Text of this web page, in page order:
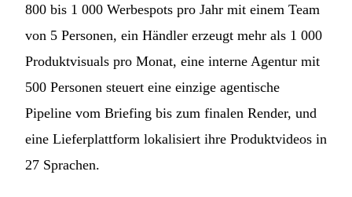
800 bis 1 000 Werbespots pro Jahr mit einem Team
von 5 Personen, ein Händler erzeugt mehr als 1 000
Produktvisuals pro Monat, eine interne Agentur mit
500 Personen steuert eine einzige agentische
Pipeline vom Briefing bis zum finalen Render, und
eine Lieferplattform lokalisiert ihre Produktvideos in
27 Sprachen.